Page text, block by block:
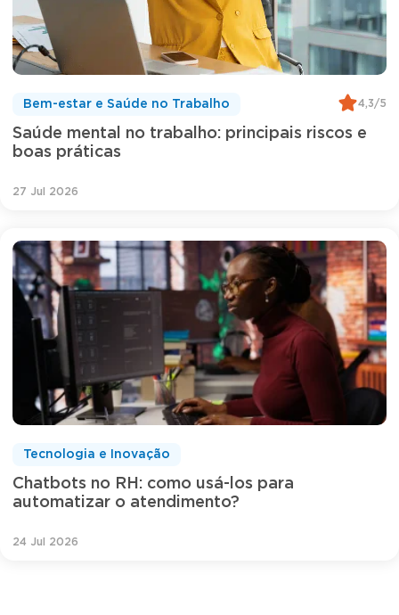
Saúde mental no trabalho: principais riscos e
boas práticas
Bem-estar e Saúde no Trabalho 4,3/5
27 Jul 2026
Chatbots no RH: como usá-los para
automatizar o atendimento?
Tecnologia e Inovação
24 Jul 2026